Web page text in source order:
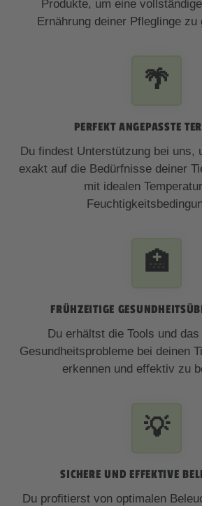
Produkte, um eine
Ernährung deiner Pfleglinge zu
🌴
PERFEKT ANGEPASSTE
Du findest Unterstützung bei uns,
exakt auf die Bedürfnisse deiner
mit idealen
🏥
FRÜHZEITIGE
Du erhältst die Tools und
Gesundheitsprobleme bei deinen
erkennen und effektiv zu
💡
SICHERE UND EFFEKTIVE
Du profitierst von optimalen